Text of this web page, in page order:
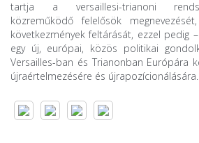
tartja a versaillesi-trianoni
közreműködő felelősök
következmények feltárását, ezzel pedig
egy új, európai, közös politikai
Versailles-ban és Trianonban Európára
újraértelmezésére és újrapozícionálására.